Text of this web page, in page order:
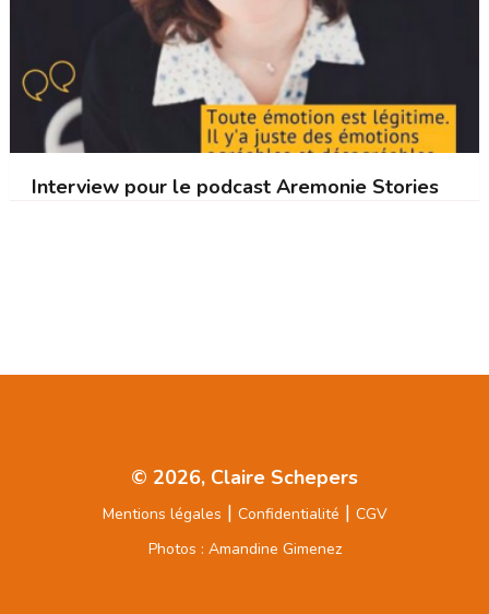
Interview pour le podcast Aremonie Stories
© 2026, Claire Schepers
Mentions légales | Confidentialité | CGV
Photos : Amandine Gimenez